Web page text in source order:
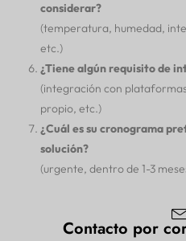
considerar?
(temperatura, humedad,
etc.)
¿Tiene algún requisito de
(integración con
propio, etc.)
¿Cuál es su cronograma
solución?
(urgente, dentro de 1-3
Contacto por